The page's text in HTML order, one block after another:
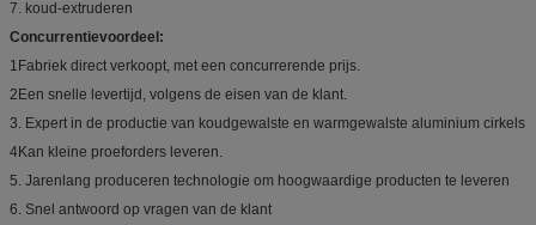
7. koud-extruderen
Concurrentievoordeel:
1Fabriek direct verkoopt, met een concurrerende prijs.
2Een snelle levertijd, volgens de eisen van de klant.
3. Expert in de productie van koudgewalste en warmgewalste aluminium cirkels
4Kan kleine proeforders leveren.
5. Jarenlang produceren technologie om hoogwaardige producten te leveren
6. Snel antwoord op vragen van de klant